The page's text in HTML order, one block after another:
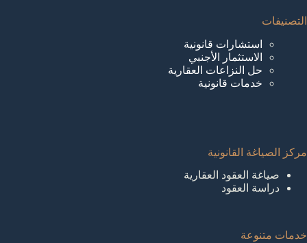
التصنيفات
استشارات قانونية
الاستثمار الأجنبي
حل النزاعات العقارية
خدمات قانونية
مركز الصياغة القانونية
صياغة العقود العقارية
دراسة العقود
خدمات متنوعة